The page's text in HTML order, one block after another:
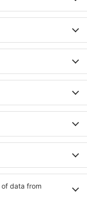
–
si můžete vybrat ze
páry, rodiny, seniory
v různých
– v poklidných
Mezi další výhody patří
četné obchody,
pro
po luxusním
nebo úspěšná
spokojeni.
zařízeních s
osoby. Na své si
a návštěvníci, kteří